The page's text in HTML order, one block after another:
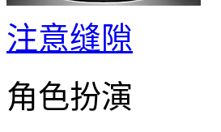
注意缝隙
角色扮演